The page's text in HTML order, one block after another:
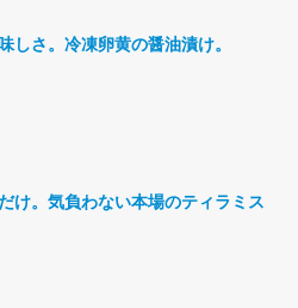
しさ。冷凍卵黄の醤油漬け。
け。気負わない本場のティラミス。